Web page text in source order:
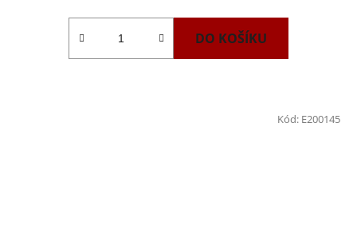
DO KOŠÍKU
Kód: E200145